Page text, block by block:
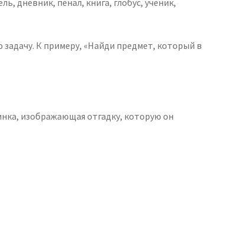
дневник, пенал, книга, глобус, ученик,
К примеру, «Найди предмет, который в
изображающая отгадку, которую он